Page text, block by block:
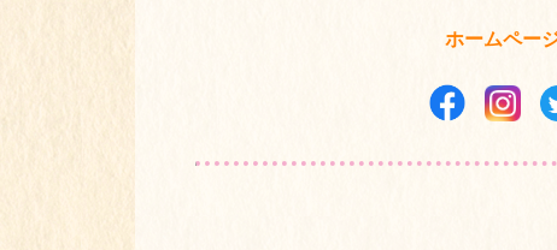
ホームペー